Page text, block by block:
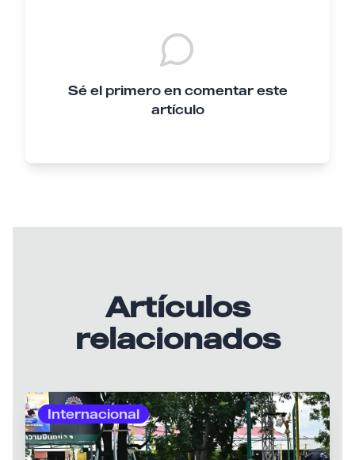
Sé el primero en comentar este
artículo
Artículos
relacionados
Internacional